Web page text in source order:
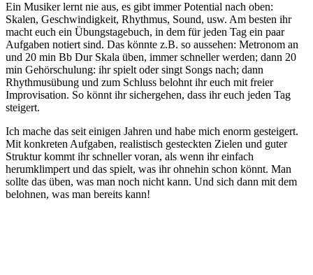
Ein Musiker lernt nie aus, es gibt immer Potential nach oben:
Skalen, Geschwindigkeit, Rhythmus, Sound, usw. Am besten ihr
macht euch ein Übungstagebuch, in dem für jeden Tag ein paar
Aufgaben notiert sind. Das könnte z.B. so aussehen: Metronom an
und 20 min Bb Dur Skala üben, immer schneller werden; dann 20
min Gehörschulung: ihr spielt oder singt Songs nach; dann
Rhythmusübung und zum Schluss belohnt ihr euch mit freier
Improvisation. So könnt ihr sichergehen, dass ihr euch jeden Tag
steigert.
Ich mache das seit einigen Jahren und habe mich enorm gesteigert.
Mit konkreten Aufgaben, realistisch gesteckten Zielen und guter
Struktur kommt ihr schneller voran, als wenn ihr einfach
herumklimpert und das spielt, was ihr ohnehin schon könnt. Man
sollte das üben, was man noch nicht kann. Und sich dann mit dem
belohnen, was man bereits kann!